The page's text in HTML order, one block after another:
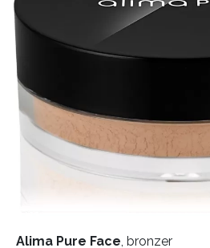
Alima Pure Face, bronzer